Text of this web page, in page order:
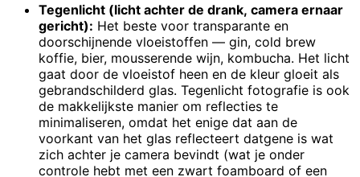
Tegenlicht (licht achter de drank, camera ernaar
gericht): Het beste voor transparante en
doorschijnende vloeistoffen — gin, cold brew
koffie, bier, mousserende wijn, kombucha. Het licht
gaat door de vloeistof heen en de kleur gloeit als
gebrandschilderd glas. Tegenlicht fotografie is ook
de makkelijkste manier om reflecties te
minimaliseren, omdat het enige dat aan de
voorkant van het glas reflecteert datgene is wat
zich achter je camera bevindt (wat je onder
controle hebt met een zwart foamboard of een